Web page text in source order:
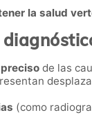
la salud
de las
(como